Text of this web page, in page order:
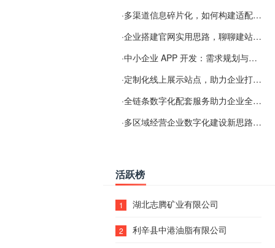
·多渠道信息碎片化，如何构建适配 AI 检索的品牌信息源
·企业搭建官网实用思路，聊聊建站容易忽视的问题
·中小企业 APP 开发：需求规划与项目落地避坑经验分享
·定制化线上展示站点，助力企业打通线上经营渠道
·全链条数字化配套服务助力企业全域线上经营
·多区域经营企业数字化建设新思路：多端载体与地域检索一体化落地思路分享
活跃榜
1 湖北志腾矿业有限公司
2 利辛县中港油脂有限公司